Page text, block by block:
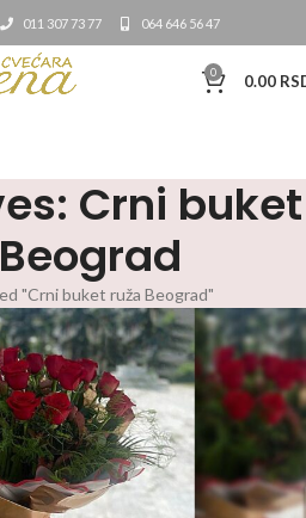
011 307 73 77 064 646 56 47
0 0.00
Crni buket
"Crni buket ruža Beograd"